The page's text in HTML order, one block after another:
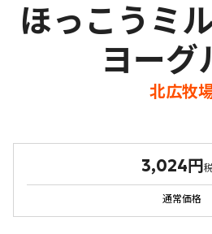
ほっこうミ
ヨーグ
北広牧
3,024円
通常価格